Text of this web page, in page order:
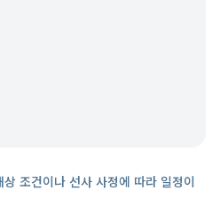
조건이나 선사 사정에 따라 일정이